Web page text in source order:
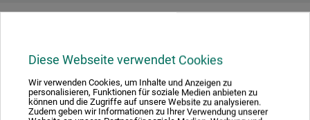
Diese Webseite verwendet Cookies
Wir verwenden Cookies, um Inhalte und Anzeigen zu
personalisieren, Funktionen für soziale Medien anbieten zu
können und die Zugriffe auf unsere Website zu analysieren.
Zudem geben wir Informationen zu Ihrer Verwendung unserer
Schreiben Sie die erste Bewertung zu diesem Produkt
JETZT PRODUKT BEWERTEN